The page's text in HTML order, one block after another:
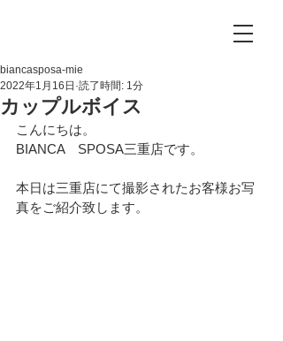
カップルボイス
biancasposa-mie
2022年1月16日 読了時間: 1分
こんにちは。
BIANCA　SPOSA三重店です。
本日は三重店にて撮影されたお客様お写
真をご紹介致します。